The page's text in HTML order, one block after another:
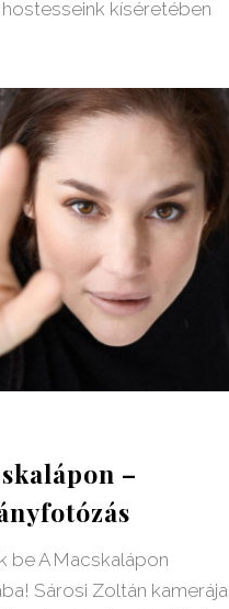
kíséretében
–
be A Macskalápon
Sárosi Zoltán kamerája